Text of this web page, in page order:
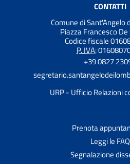
CONTATTI
Comune di Sant'Angelo
Piazza Francesco De
Codice fiscale
P. IVA:
+39 0827
URP - Ufficio Relazioni
Prenota
Leggi le FAQ
Segnalazione